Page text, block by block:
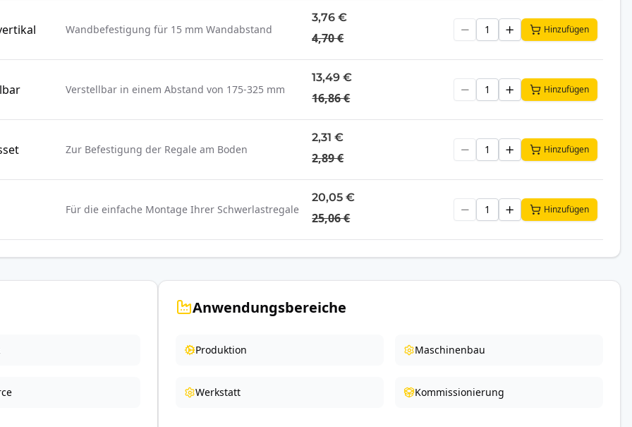
Wandbefestigung für 15 mm Wandabstand
3,76 €
4,70 €
Hinzufügen
Verstellbar in einem Abstand von 175-325 mm
13,49 €
16,86 €
Hinzufügen
Zur Befestigung der Regale am Boden
2,31 €
2,89 €
Hinzufügen
Für die einfache Montage Ihrer Schwerlastregale
20,05 €
25,06 €
Hinzufügen
Anwendungsbereiche
Produktion Maschinenbau
Werkstatt Kommissionierung